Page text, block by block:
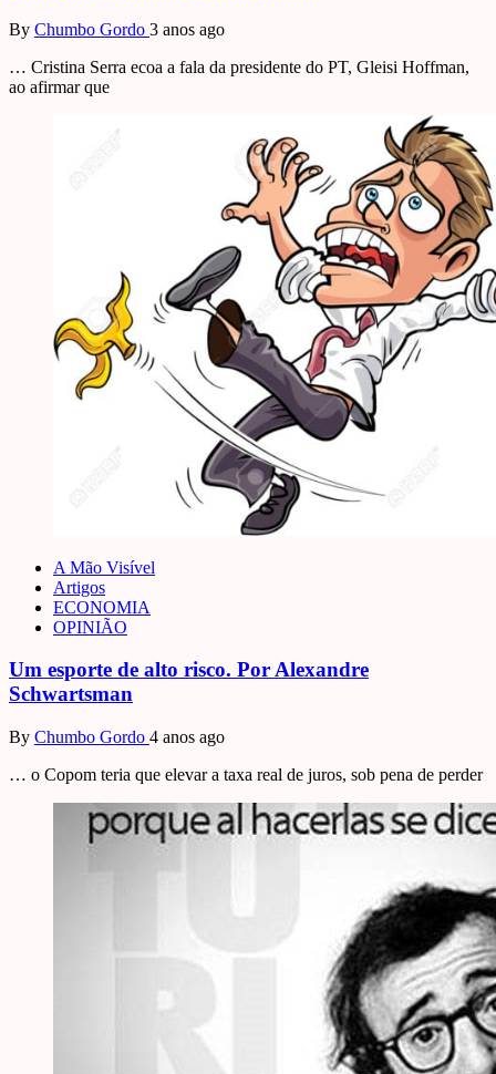
By Chumbo Gordo 3 anos ago
… Cristina Serra ecoa a fala da presidente do PT, Gleisi Hoffman,
ao afirmar que
A Mão Visível
Artigos
ECONOMIA
OPINIÃO
Um esporte de alto risco. Por Alexandre
Schwartsman
By Chumbo Gordo 4 anos ago
… o Copom teria que elevar a taxa real de juros, sob pena de perder